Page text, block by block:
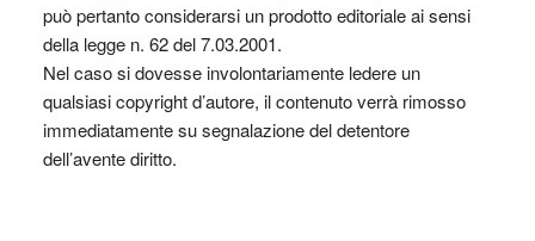
può pertanto considerarsi un prodotto editoriale ai sensi
della legge n. 62 del 7.03.2001.
Nel caso si dovesse involontariamente ledere un
qualsiasi copyright d’autore, il contenuto verrà rimosso
immediatamente su segnalazione del detentore
dell’avente diritto.